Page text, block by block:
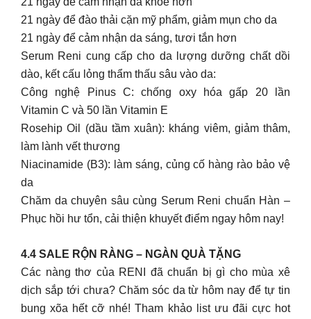
21 ngày để đào thải cặn mỹ phẩm, giảm mụn cho da
21 ngày để cảm nhận da sáng, tươi tắn hơn
Serum Reni cung cấp cho da lượng dưỡng chất dồi
dào, kết cấu lỏng thẩm thấu sâu vào da:
Công nghệ Pinus C: chống oxy hóa gấp 20 lần
Vitamin C và 50 lần Vitamin E
Rosehip Oil (dầu tầm xuân): kháng viêm, giảm thâm,
làm lành vết thương
Niacinamide (B3): làm sáng, củng cố hàng rào bảo vệ
da
Chăm da chuyên sâu cùng Serum Reni chuẩn Hàn –
Phục hồi hư tổn, cải thiện khuyết điểm ngay hôm nay!
4.4 SALE RỘN RÀNG – NGÀN QUÀ TẶNG
Các nàng thơ của RENI đã chuẩn bị gì cho mùa xê
dịch sắp tới chưa? Chăm sóc da từ hôm nay để tự tin
bung xõa hết cỡ nhé! Tham khảo list ưu đãi cực hot